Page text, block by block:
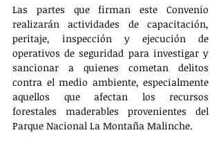
Las partes que firman este Convenio
realizarán actividades de capacitación,
peritaje, inspección y ejecución de
operativos de seguridad para investigar y
sancionar a quienes cometan delitos
contra el medio ambiente, especialmente
aquellos que afectan los recursos
forestales maderables provenientes del
Parque Nacional La Montaña Malinche.